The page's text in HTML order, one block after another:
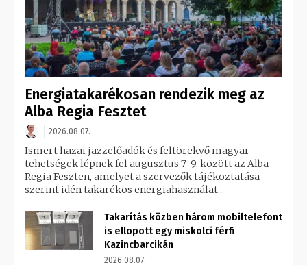
Energiatakarékosan rendezik meg az
Alba Regia Fesztet
2026.08.07.
Ismert hazai jazzelőadók és feltörekvő magyar
tehetségek lépnek fel augusztus 7-9. között az Alba
Regia Feszten, amelyet a szervezők tájékoztatása
szerint idén takarékos energiahasználat...
Takarítás közben három mobiltelefont
is ellopott egy miskolci férfi
Kazincbarcikán
2026.08.07.